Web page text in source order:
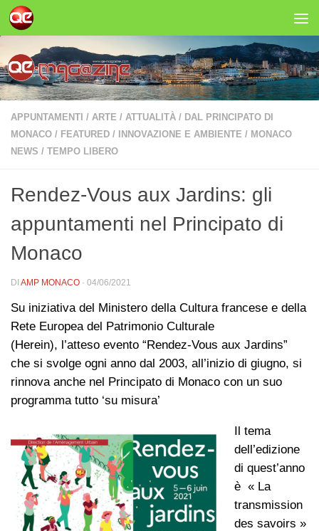
Salta al contenuto
APPUNTAMENTI / ARTE / ATTUALITÀ / DAL PRINCIPATO DI
MONACO / FEATURED / INNOVAZIONE E AMBIENTE / MONACO
NEWS / TEMPO LIBERO
Rendez-Vous aux Jardins: gli
appuntamenti nel Principato di
Monaco
DI AMP MONACO · 04/06/2021
Su iniziativa del Ministero della Cultura francese e della
Rete Europea del Patrimonio Culturale
(Herein), l’atteso evento “Rendez-Vous aux Jardins”
che si svolge ogni anno dal 2003, all’inizio di giugno, si
rinnova anche nel Principato di Monaco con un suo
programma tutto ‘su misura’
Il tema
dell’edizione
di quest’anno
è « La
transmission
des savoirs »